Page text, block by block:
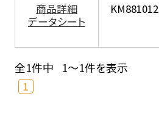
商品詳細
データシート
KM881012
全1件中 1～1件を表示
1